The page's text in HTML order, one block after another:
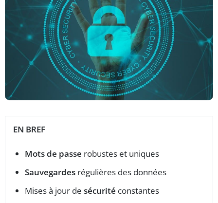
EN BREF
Mots de passe robustes et uniques
Sauvegardes régulières des données
Mises à jour de sécurité constantes